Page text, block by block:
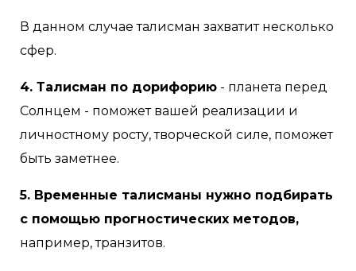
В данном случае талисман захватит несколько
сфер.
4. Талисман по дорифорию - планета перед
Солнцем - поможет вашей реализации и
личностному росту, творческой силе, поможет
быть заметнее.
5. Временные талисманы нужно подбирать
с помощью прогностических методов,
например, транзитов.